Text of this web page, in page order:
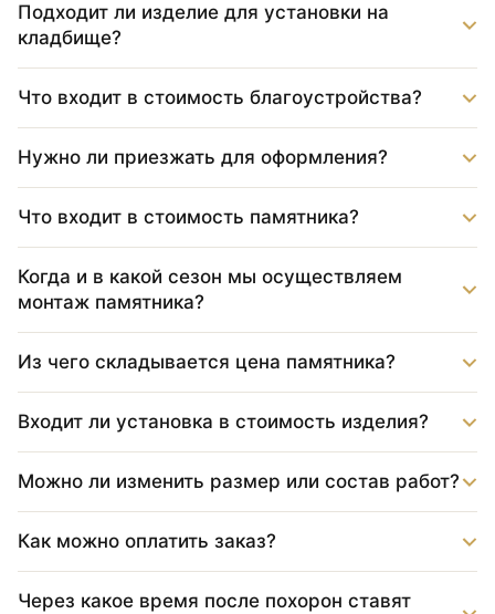
Подходит ли изделие для установки на
кладбище?
Что входит в стоимость благоустройства?
Нужно ли приезжать для оформления?
Что входит в стоимость памятника?
Когда и в какой сезон мы осуществляем
монтаж памятника?
Из чего складывается цена памятника?
Входит ли установка в стоимость изделия?
Можно ли изменить размер или состав работ?
Как можно оплатить заказ?
Через какое время после похорон ставят